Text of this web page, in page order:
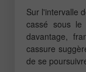
Sur l'intervalle
cassé sous
davantage,
cassure
de se